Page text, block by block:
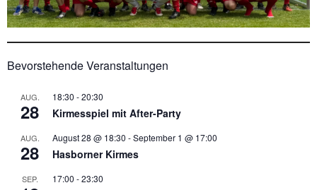
Bevorstehende Veranstaltungen
AUG.
28
18:30 -20:30
Kirmesspiel mit After-Party
AUG.
28
August 28 @ 18:30 -September 1 @ 17:00
Hasborner Kirmes
SEP. 17:00 -23:30